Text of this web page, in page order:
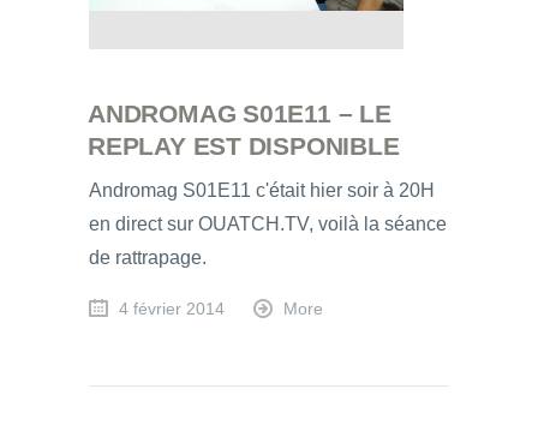
ANDROMAG S01E11 – LE
REPLAY EST DISPONIBLE
Andromag S01E11 c'était hier soir à 20H
en direct sur OUATCH.TV, voilà la séance
de rattrapage.
4 février 2014 More